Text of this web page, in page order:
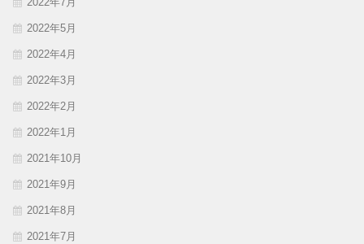
2022年5月
2022年4月
2022年3月
2022年2月
2022年1月
2021年10月
2021年9月
2021年8月
2021年7月